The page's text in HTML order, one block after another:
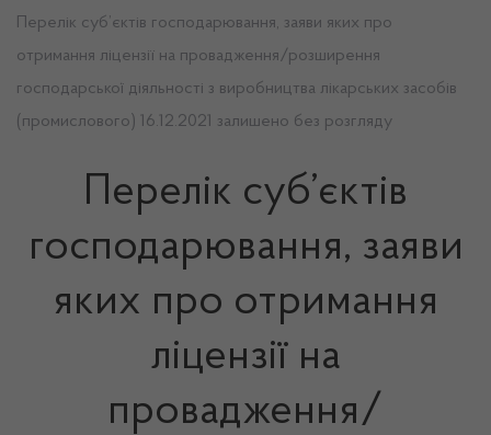
Перелік суб’єктів господарювання, заяви яких про
отримання ліцензії на провадження/розширення
господарської діяльності з виробництва лікарських засобів
(промислового) 16.12.2021 залишено без розгляду
Перелік суб’єктів
господарювання, заяви
яких про отримання
ліцензії на
провадження/